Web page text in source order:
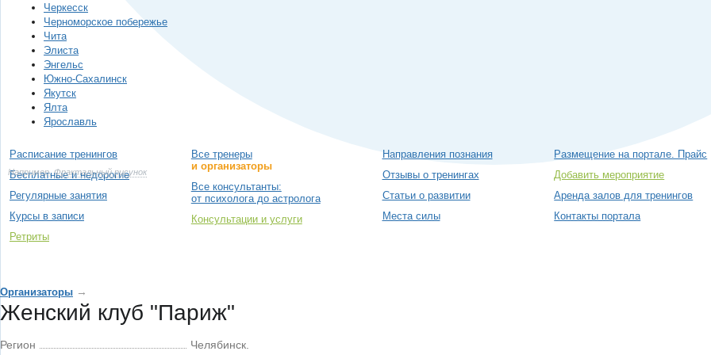
Черкесск
Черноморское побережье
Чита
Элиста
Энгельс
Южно-Сахалинск
Якутск
Ялта
Ярославль
Например, Фрактальный рисунок
Расписание тренингов
Бесплатные и недорогие
Регулярные занятия
Курсы в записи
Ретриты
Все тренеры
и организаторы
Все консультанты:
от психолога до астролога
Консультации и услуги
Направления познания
Отзывы о тренингах
Статьи о развитии
Места силы
Размещение на портале. Прайс
Добавить мероприятие
Аренда залов для тренингов
Контакты портала
Организаторы →
Женский клуб "Париж"
Регион Челябинск.